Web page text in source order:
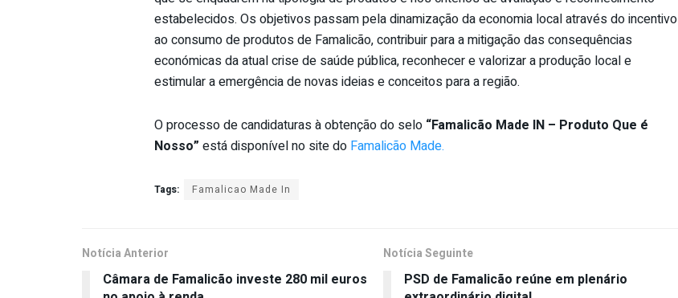
estabelecidos. Os objetivos passam pela dinamização da economia local através do incentivo
ao consumo de produtos de Famalicão, contribuir para a mitigação das consequências
económicas da atual crise de saúde pública, reconhecer e valorizar a produção local e
estimular a emergência de novas ideias e conceitos para a região.
O processo de candidaturas à obtenção do selo “Famalicão Made IN – Produto Que é
Nosso” está disponível no site do Famalicão Made.
Tags: Famalicao Made In
Notícia Anterior
Câmara de Famalicão investe 280 mil euros
Notícia Seguinte
PSD de Famalicão reúne em plenário